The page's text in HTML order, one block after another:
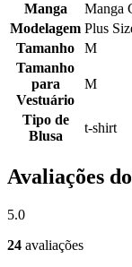
Manga
Manga
Modelagem Plus
Tamanho
M
Tamanho
para
Vestuário
M
Tipo de
Blusa
t-shirt
Avaliações
5.0
24 avaliações